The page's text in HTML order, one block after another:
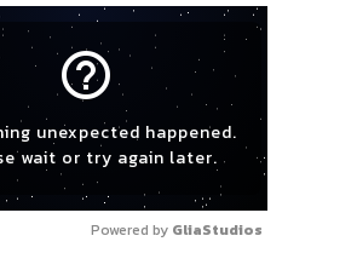
help_outline
unexpected happened.
wait or try again later.
Powered by GliaStudios